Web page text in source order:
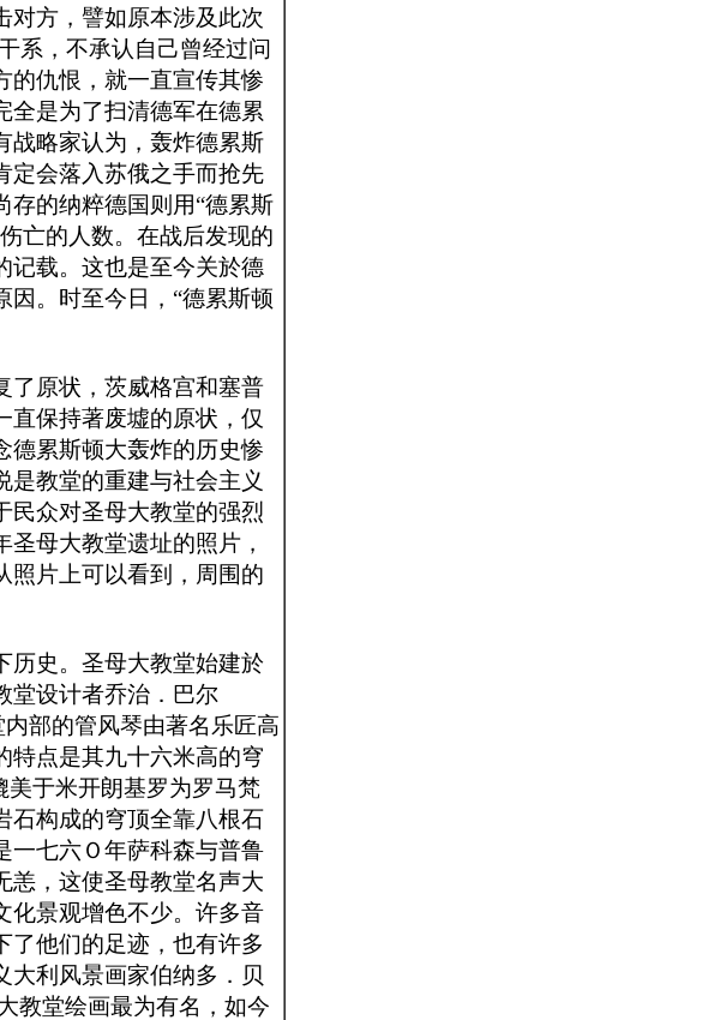
对方，譬如原本涉及此次
系，不承认自己曾经过问
的仇恨，就一直宣传其惨
全是为了扫清德军在德累
战略家认为，轰炸德累斯
定会落入苏俄之手而抢先
存的纳粹德国则用“德累斯
亡的人数。在战后发现的
记载。这也是至今关於德
因。时至今日，“德累斯顿
了原状，茨威格宫和塞普
直保持著废墟的原状，仅
德累斯顿大轰炸的历史惨
是教堂的重建与社会主义
民众对圣母大教堂的强烈
母大教堂遗址的照片，
照片上可以看到，周围的
历史。圣母大教堂始建於
堂设计者乔治．巴尔
内部的管风琴由著名乐匠高
特点是其九十六米高的穹
美于米开朗基罗为罗马梵
石构成的穹顶全靠八根石
一七六Ｏ年萨科森与普鲁
恙，这使圣母教堂名声大
化景观增色不少。许多音
了他们的足迹，也有许多
大利风景画家伯纳多．贝
教堂绘画最为有名，如今